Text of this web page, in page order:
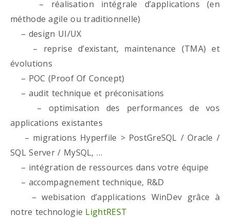
– réalisation intégrale d’applications (en
méthode agile ou traditionnelle)
– design UI/UX
– reprise d’existant, maintenance (TMA) et
évolutions
– POC (Proof Of Concept)
– audit technique et préconisations
– optimisation des performances de vos
applications existantes
– migrations Hyperfile > PostGreSQL / Oracle /
SQL Server / MySQL, …
– intégration de ressources dans votre équipe
– accompagnement technique, R&D
– webisation d’applications WinDev grâce à
notre technologie LightREST